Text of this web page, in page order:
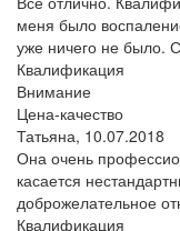
меня было
уже ничего не было.
Квалификация
Внимание
Цена-качество
Татьяна, 10.07.2018
Она очень
касается
доброжелательное
Квалификация